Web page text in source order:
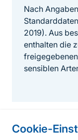
Cookie-
Nach
2019). Aus
enthalten die
sensiblen